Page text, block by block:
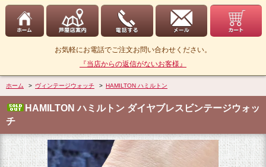
お気軽にお電話でご注文お問い合わせください。
『当店からの返信がないお客様』
ホーム > ヴィンテージウォッチ > HAMILTON ハミルトン
HAMILTON ハミルトン ダイヤブレスビンテージウォッ
チ